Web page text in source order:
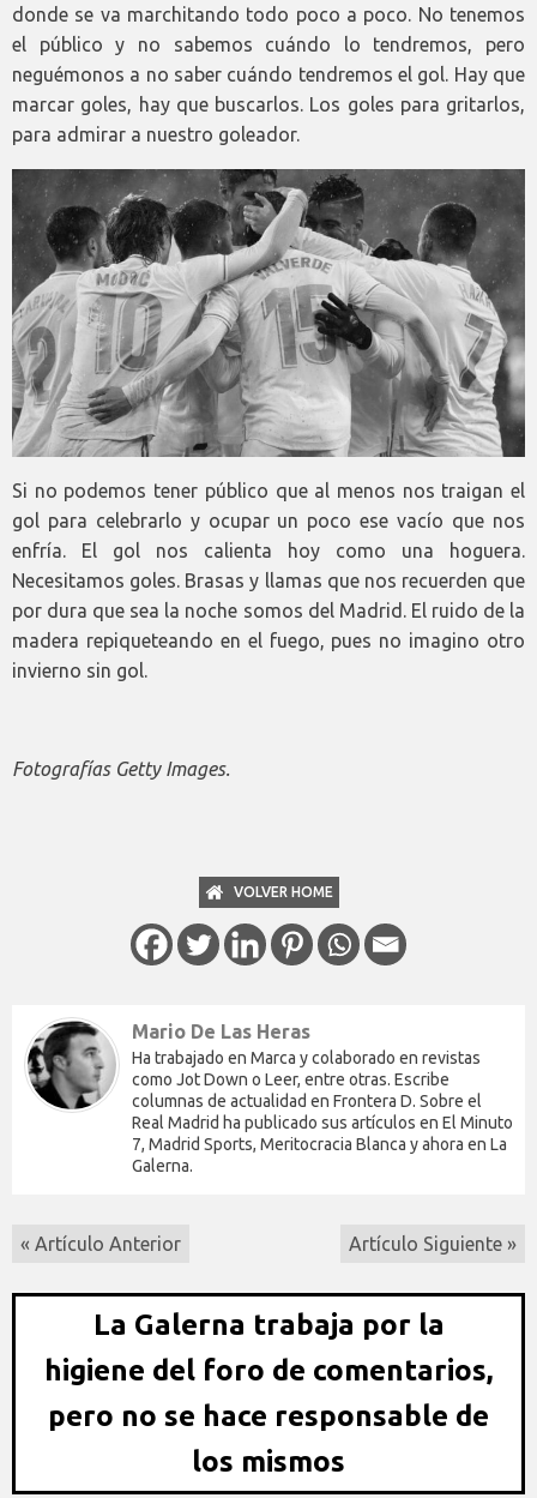
donde se va marchitando todo poco a poco. No tenemos
el público y no sabemos cuándo lo tendremos, pero
neguémonos a no saber cuándo tendremos el gol. Hay que
marcar goles, hay que buscarlos. Los goles para gritarlos,
para admirar a nuestro goleador.
Si no podemos tener público que al menos nos traigan el
gol para celebrarlo y ocupar un poco ese vacío que nos
enfría. El gol nos calienta hoy como una hoguera.
Necesitamos goles. Brasas y llamas que nos recuerden que
por dura que sea la noche somos del Madrid. El ruido de la
madera repiqueteando en el fuego, pues no imagino otro
invierno sin gol.
Fotografías Getty Images.
VOLVER HOME
Mario De Las Heras
Ha trabajado en Marca y colaborado en revistas
como Jot Down o Leer, entre otras. Escribe
columnas de actualidad en Frontera D. Sobre el
Real Madrid ha publicado sus artículos en El Minuto
7, Madrid Sports, Meritocracia Blanca y ahora en La
Galerna.
« Artículo Anterior Artículo Siguiente »
La Galerna trabaja por la
higiene del foro de comentarios,
pero no se hace responsable de
los mismos